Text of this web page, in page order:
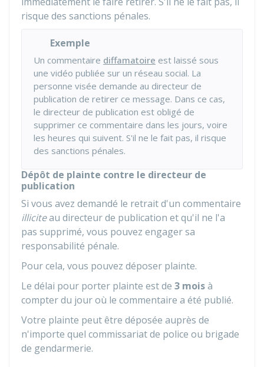
risque des sanctions pénales.
Exemple
Un commentaire diffamatoire est laissé sous
une vidéo publiée sur un réseau social. La
personne visée demande au directeur de
publication de retirer ce message. Dans ce cas,
le directeur de publication est obligé de
supprimer ce commentaire dans les jours, voire
les heures qui suivent. S'il ne le fait pas, il risque
des sanctions pénales.
Dépôt de plainte contre le directeur de
publication
Si vous avez demandé le retrait d'un commentaire
illiciteau directeur de publication et qu'il ne l'a
pas supprimé, vous pouvez engager sa
responsabilité pénale.
Pour cela, vous pouvez déposer plainte.
Le délai pour porter plainte est de 3 moisà
compter du jour où le commentaire a été publié.
Votre plainte peut être déposée auprès de
n'importe quel commissariat de police ou brigade
de gendarmerie.